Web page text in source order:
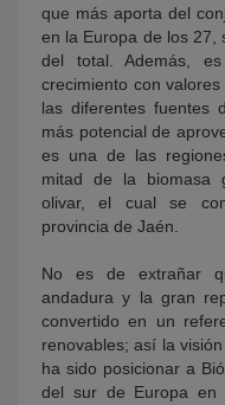
que más aporta del
en la Europa de los 27,
del total. Además,
crecimiento con
las diferentes fuentes
más potencial de
es una de las
mitad de la biomasa
olivar, el cual se
provincia de Jaén.
No es de extrañar
andadura y la gran
convertido en un
renovables; así la
ha sido posicionar a
del sur de Europa